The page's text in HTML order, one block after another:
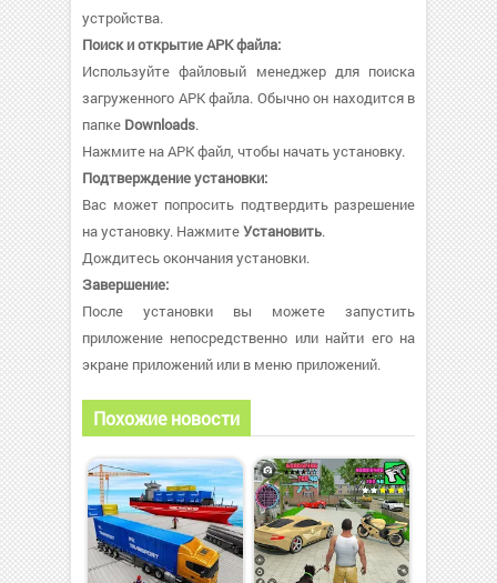
устройства.
Поиск и открытие APK файла:
Используйте файловый менеджер для поиска
загруженного APK файла. Обычно он находится в
папке Downloads.
Нажмите на APK файл, чтобы начать установку.
Подтверждение установки:
Вас может попросить подтвердить разрешение
на установку. НажмитеУстановить.
Дождитесь окончания установки.
Завершение:
После установки вы можете запустить
приложение непосредственно или найти его на
экране приложений или в меню приложений.
Похожие новости